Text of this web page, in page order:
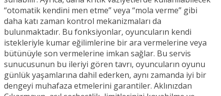
“otomatik kendini men etme” veya “mola verme” gibi
daha katı zaman kontrol mekanizmaları da
bulunmaktadır. Bu fonksiyonlar, oyuncuların kendi
istekleriyle kumar eğilimlerine bir ara vermelerine veya
bütünüyle son vermelerine imkan sağlar. Bu servis
sunucusunun bu ileriyi gören tavrı, oyuncuların oyunu
günlük yaşamlarına dahil ederken, aynı zamanda iyi bir
dengeyi muhafaza etmelerini garantiler. Aklınızdan